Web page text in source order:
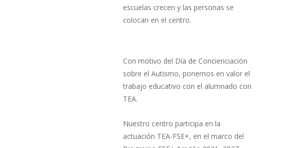
escuelas crecen y las personas se
colocan en el centro.
Con motivo del Día de Concienciación
sobre el Autismo, ponemos en valor el
trabajo educativo con el alumnado con
TEA.
Nuestro centro participa en la
actuación TEA-FSE+, en el marco del